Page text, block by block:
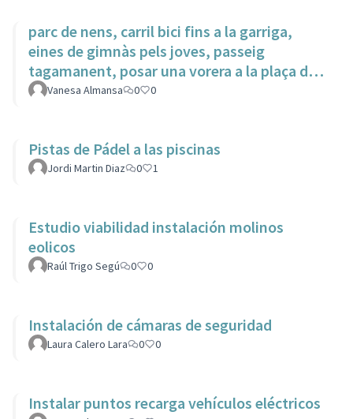
parc de nens, carril bici fins a la garriga,
eines de gimnàs pels joves, passeig
tagamanent, posar una vorera a la plaça del
casino
Vanesa Almansa 0 0
Pistas de Pádel a las piscinas
Jordi Martin Diaz 0 1
Estudio viabilidad instalación molinos
eolicos
Raúl Trigo Segú 0 0
Instalación de cámaras de seguridad
Laura Calero Lara 0 0
Instalar puntos recarga vehículos eléctricos